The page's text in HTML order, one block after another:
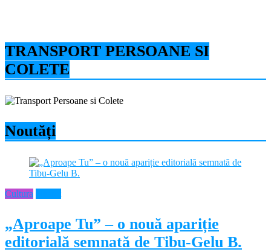
TRANSPORT PERSOANE SI
COLETE
Noutăți
Cultura
„Aproape Tu” – o nouă apariție
editorială semnată de Tibu-Gelu B.